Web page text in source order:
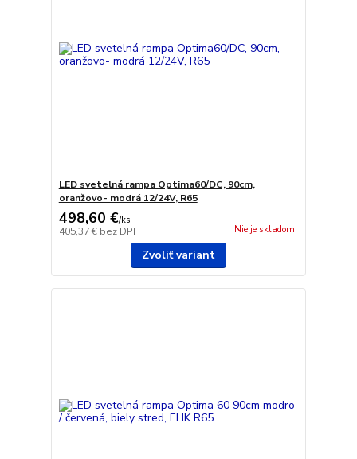
LED svetelná rampa Optima60/DC, 90cm,
oranžovo- modrá 12/24V, R65
498,60 €/ks
405,37 € bez DPH Nie je skladom
Zvoliť variant